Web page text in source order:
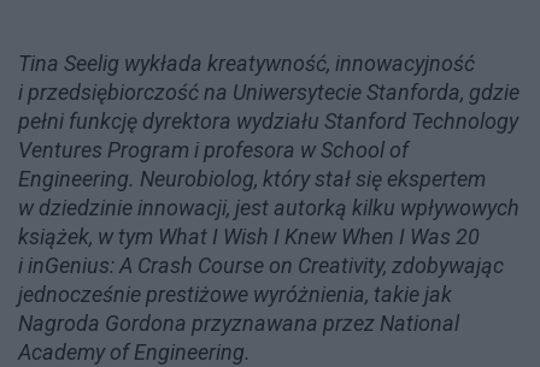
Tina Seelig wykłada kreatywność, innowacyjność
i przedsiębiorczość na Uniwersytecie Stanforda, gdzie
pełni funkcję dyrektora wydziału Stanford Technology
Ventures Program i profesora w School of
Engineering. Neurobiolog, który stał się ekspertem
w dziedzinie innowacji, jest autorką kilku wpływowych
książek, w tym What I Wish I Knew When I Was 20
i inGenius: A Crash Course on Creativity, zdobywając
jednocześnie prestiżowe wyróżnienia, takie jak
Nagroda Gordona przyznawana przez National
Academy of Engineering.